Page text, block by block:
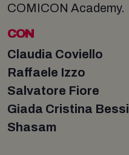
COMICON Academy.
CON
Claudia Coviello
Raffaele Izzo
Salvatore Fiore
Giada Cristina Bessi
Shasam